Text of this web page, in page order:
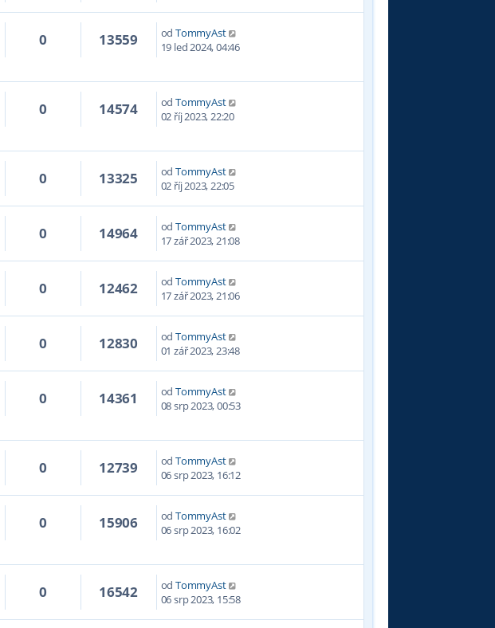
0 13559 od TommyAst
19 led 2024, 04:46
0 14574 od TommyAst
02 říj 2023, 22:20
0 13325 od TommyAst
02 říj 2023, 22:05
0 14964 od TommyAst
17 zář 2023, 21:08
0 12462 od TommyAst
17 zář 2023, 21:06
0 12830 od TommyAst
01 zář 2023, 23:48
0 14361 od TommyAst
08 srp 2023, 00:53
0 12739 od TommyAst
06 srp 2023, 16:12
0 15906 od TommyAst
06 srp 2023, 16:02
0 16542 od TommyAst
06 srp 2023, 15:58